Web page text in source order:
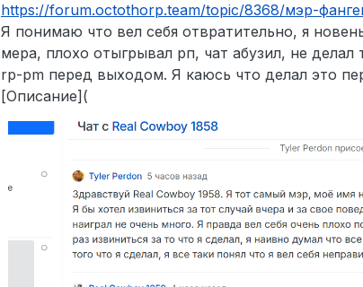
https://forum.octothorp.team/topic/8368/мэр-
Я понимаю что вел себя отвратительно, я
мера, плохо отыгрывал рп, чат абузил, не
rp-pm перед выходом. Я каюсь что делал это
[Описание](